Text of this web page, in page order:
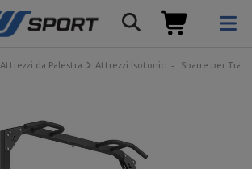
Attrezzi da Palestra Attrezzi Isotonici Sbarre per